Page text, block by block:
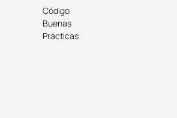
Código
Buenas
Prácticas